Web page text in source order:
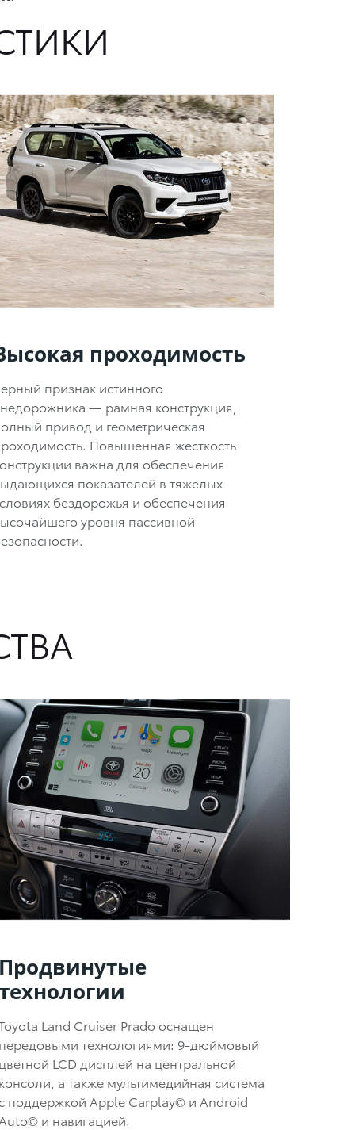
проходимость
признак истинного
— рамная конструкция,
привод и геометрическая
Повышенная жесткость
важна для обеспечения
показателей в тяжелых
бездорожья и обеспечения
уровня пассивной
Land Cruiser Prado оснащен
технологиями: 9-дюймовый
LCD дисплей на центральной
а также мультимедийная система
поддержкой Apple Carplay© и Android
и навигацией.